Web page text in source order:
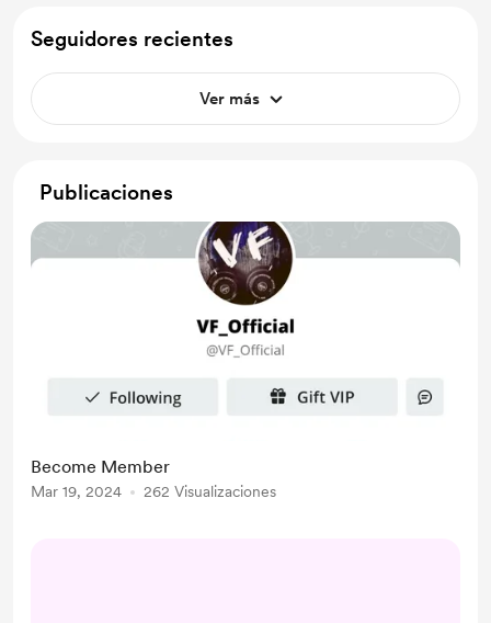
Seguidores recientes
Ver más
Publicaciones
Become Member
Mar 19, 2024 262 Visualizaciones